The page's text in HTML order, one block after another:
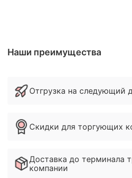
Наши преимущества
Отгрузка на следующий
Скидки для торгующих
Доставка до терминала
компании